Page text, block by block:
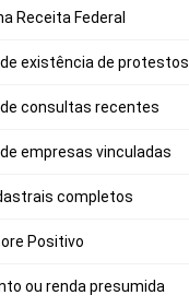
Receita Federal
de existência de protestos
de consultas recentes
empresas vinculadas
completos
Positivo
ou renda presumida